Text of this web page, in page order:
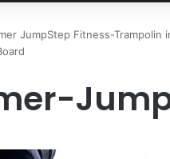
JumpStep Fitness-